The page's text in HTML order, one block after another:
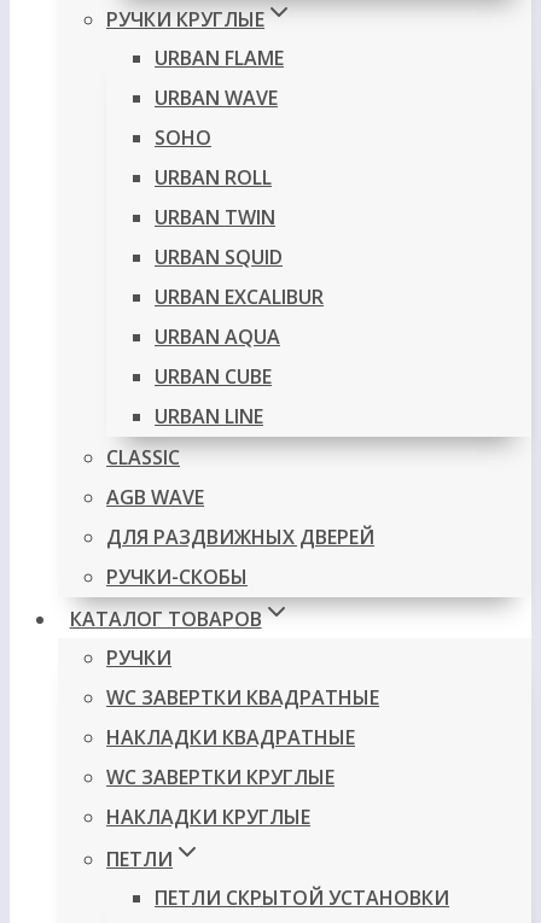
РУЧКИ КРУГЛЫЕ
URBAN FLAME
URBAN WAVE
SOHO
URBAN ROLL
URBAN TWIN
URBAN SQUID
URBAN EXCALIBUR
URBAN AQUA
URBAN CUBE
URBAN LINE
CLASSIC
AGB WAVE
ДЛЯ РАЗДВИЖНЫХ ДВЕРЕЙ
РУЧКИ-СКОБЫ
КАТАЛОГ ТОВАРОВ
РУЧКИ
WC ЗАВЕРТКИ КВАДРАТНЫЕ
НАКЛАДКИ КВАДРАТНЫЕ
WC ЗАВЕРТКИ КРУГЛЫЕ
НАКЛАДКИ КРУГЛЫЕ
ПЕТЛИ
ПЕТЛИ СКРЫТОЙ УСТАНОВКИ